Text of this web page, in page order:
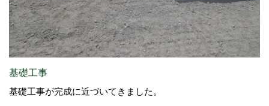
基礎工事
基礎工事が完成に近づいてきました。